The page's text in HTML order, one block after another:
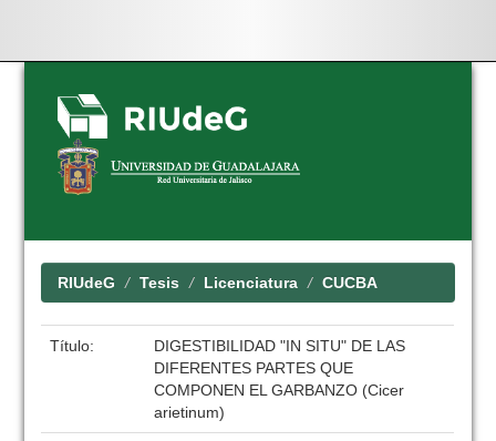
Skip
navigation
RIUdeG Tesis Licenciatura CUCBA
Título:
DIGESTIBILIDAD "IN SITU" DE LAS
DIFERENTES PARTES QUE
COMPONEN EL GARBANZO (Cicer
arietinum)